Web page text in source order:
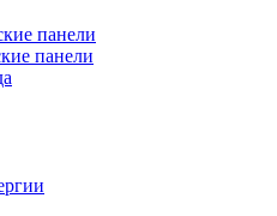
панели
панели